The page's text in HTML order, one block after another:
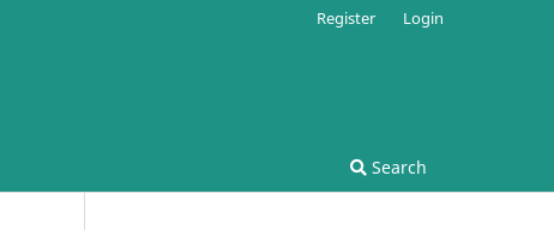
Search
Register Login